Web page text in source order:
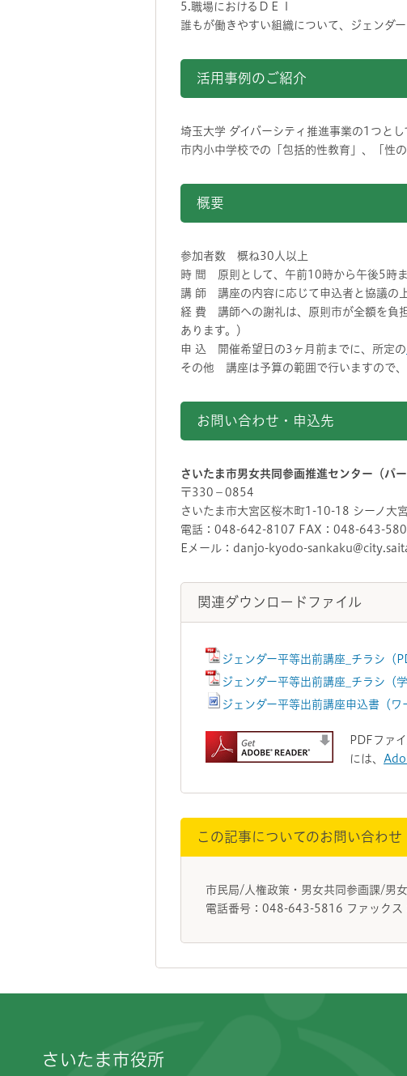
5.職場におけるＤＥＩ
誰もが働きやすい組織について、ジェンダ
活用事例のご紹介
埼玉大学 ダイバーシティ推進事業の1つとし
市内小中学校での「包括的性教育」、「性
概要
参加者数 概ね30人以上
時 間 原則として、午前10時から午後5時
講 師 講座の内容に応じて申込者と協議の
経 費 講師への謝礼は、原則市が全額を負
あります。）
申 込 開催希望日の3ヶ月前までに、所定の
その他 講座は予算の範囲で行いますので、
お問い合わせ・申込先
さいたま市男女共同参画推進センター（パ
〒330－0854
さいたま市大宮区桜木町1-10-18 シーノ大
電話：048-642-8107 FAX：048-643-
Eメール：danjo-kyodo-
関連ダウンロードファイル
ジェンダー平等出前講座_チラシ（
ジェンダー平等出前講座_チラシ（
ジェンダー平等出前講座申込書（ワ
PDFファ
には、
この記事についてのお問い合わせ
市民局/人権政策・男女共同参画課/男
電話番号：048-643-5816 ファック
さいたま市役所